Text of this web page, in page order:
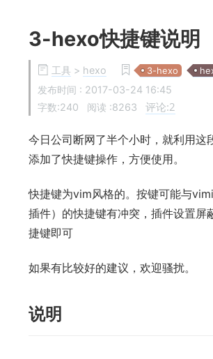
3-hexo快捷键说明
工具 > hexo 3-hexo
发布时间 : 2017-03-24 16:45
字数:240
阅读 :8263 评论:2
今日公司断网了半个小时，就利用这
添加了快捷键操作，方便使用。
快捷键为vim风格的。按键可能与
插件）的快捷键有冲突，插件设置屏
捷键即可
如果有比较好的建议，欢迎骚扰。
说明